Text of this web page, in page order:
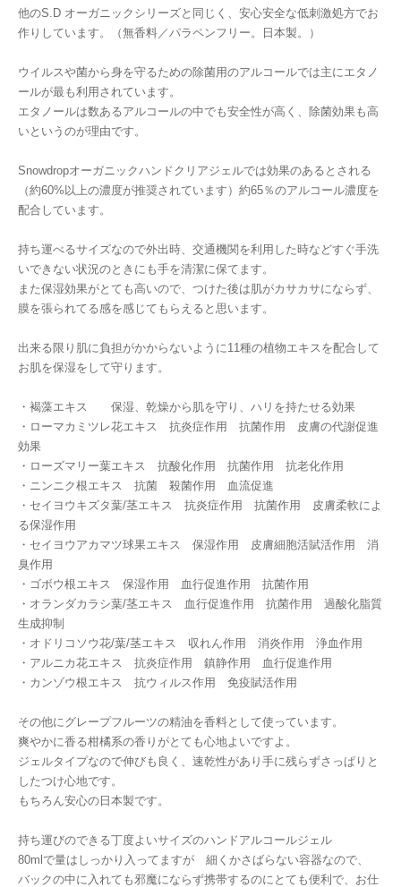
他のS.D オーガニックシリーズと同じく、安心安全な低刺激処方でお
作りしています。（無香料／パラペンフリー。日本製。）
ウイルスや菌から身を守るための除菌用のアルコールでは主にエタノ
ールが最も利用されています。
エタノールは数あるアルコールの中でも安全性が高く、除菌効果も高
いというのが理由です。
Snowdropオーガニックハンドクリアジェルでは効果のあるとされる
（約60%以上の濃度が推奨されています）約65％のアルコール濃度を
配合しています。
持ち運べるサイズなので外出時、交通機関を利用した時などすぐ手洗
いできない状況のときにも手を清潔に保てます。
また保湿効果がとても高いので、つけた後は肌がカサカサにならず、
膜を張られてる感を感じてもらえると思います。
出来る限り肌に負担がかからないように11種の植物エキスを配合して
お肌を保湿をして守ります。
・褐藻エキス 保湿、乾燥から肌を守り、ハリを持たせる効果
・ローマカミツレ花エキス 抗炎症作用 抗菌作用 皮膚の代謝促進
効果
・ローズマリー葉エキス 抗酸化作用 抗菌作用 抗老化作用
・ニンニク根エキス 抗菌 殺菌作用 血流促進
・セイヨウキズタ葉/茎エキス 抗炎症作用 抗菌作用 皮膚柔軟によ
る保湿作用
・セイヨウアカマツ球果エキス 保湿作用 皮膚細胞活賦活作用 消
臭作用
・ゴボウ根エキス 保湿作用 血行促進作用 抗菌作用
・オランダカラシ葉/茎エキス 血行促進作用 抗菌作用 過酸化脂質
生成抑制
・オドリコソウ花/葉/茎エキス 収れん作用 消炎作用 浄血作用
・アルニカ花エキス 抗炎症作用 鎮静作用 血行促進作用
・カンゾウ根エキス 抗ウィルス作用 免疫賦活作用
その他にグレープフルーツの精油を香料として使っています。
爽やかに香る柑橘系の香りがとても心地よいですよ。
ジェルタイプなので伸びも良く、速乾性があり手に残らずさっぱりと
したつけ心地です。
もちろん安心の日本製です。
持ち運びのできる丁度よいサイズのハンドアルコールジェル
80mlで量はしっかり入ってますが 細くかさばらない容器なので、
バックの中に入れても邪魔にならず携帯するのにとても便利で、お仕